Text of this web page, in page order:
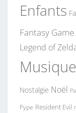
Enfants
Fantasy
Legend of
Musique
Nostalgie Noël
Pype Resident Evil